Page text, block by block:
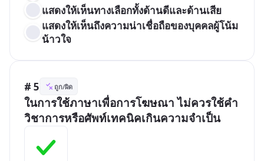
แสดงให้เห็นทางเลือกทั้งด้านดีและด้านเสีย
แสดงให้เห็นถึงความน่าเชื่อถือของบุคคลผู้โน้ม
น้าวใจ
# 5 ถูก/ผิด
ในการใช้ภาษาเพื่อการโฆษณา ไม่ควรใช้คำ
วิชาการหรือศัพท์เทคนิคเกินความจำเป็น